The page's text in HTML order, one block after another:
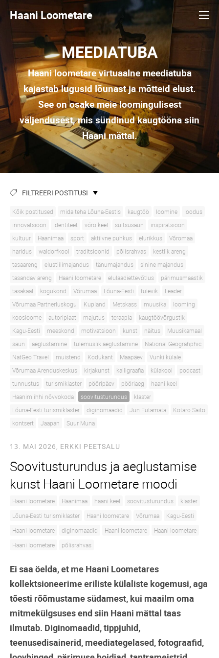
Haani Loometare
MEEDIATUBA
Haani loometare virtuaalne meediatuba
kajastab lugusid lõunast ja mõtteid elust.
See on osake meie loomingulisest
väljendusest, mis sündinud kaugtööna siin
Haani mättal.
FILTREERI POSTITUSI
Kõik postitused mida teha Lõuna-Eestis kaugtöö loomine
loodus
innovatsioon
identiteet võro keel suitsusaun
inspiratsioon
kultuur
Haanimaa sport aktiivne puhkus elurikkus
Võromaa
haridus
waldorfkool traditsioonid põlisrahvas
kestlik areng
tasaareng
elustiilimajandus tänumajandus
sinine majandus
tasandav areng
Haani loometare elulaadiettevõtlus
pärimusmaastik
tasakaal
kogukond Võrumaa Lõuna-Eesti tulevik
Leader
Võrumaa Partnerluskogu
Kupland Metskass muusika
looming
koosloome
autoriplaat majutus teraapia
kaugtöövõrgustik
Kagu-Eesti
meeskond motivatsioon kunst näitus
Muusikamaal
saun
aeglustamine tulemuslik aeglustamine
National Geograhphic
NatGeo Travel
muistend Kodukant Maapäev
Vunki külale
Võrumaa Arenduskeskus
kirjakunst kalligraafia külakool
podcast
tunnustus
turismiklaster pööripäev pööriaeg
haani keel
Haanimiihhi nõvvokoda
soovitusturundus
klaster
Lõuna-Eesti turismiklaster
diginomaadid Jun Futamata
Kotaro Saito
kontsert
Jaapan Suur Muna
13. MAI 2026, ERKKI PEETSALU
Soovitusturundus ja aeglustamise
kunst Haani Loometare moodi
Haani loometare Haanimaa haani keel soovitusturundus
klaster
Lõuna-Eesti turismiklaster
Haani loometare Võrumaa
Kagu-Eesti
Haani loometare
diginomaadid Haani loometare
Haani loometare
Haani loometare
põlisrahvas
Ei saa öelda, et me Haani Loometares
kollektsioneerime eriliste külaliste kogemusi, aga
tõesti rõõmustame südamest, kui maailm oma
mitmekülgsuses end siin Haani mättal taas
ilmutab. Diginomaadid, tippjuhid,
teenusedisainerid, meediategelased, fotograafid,